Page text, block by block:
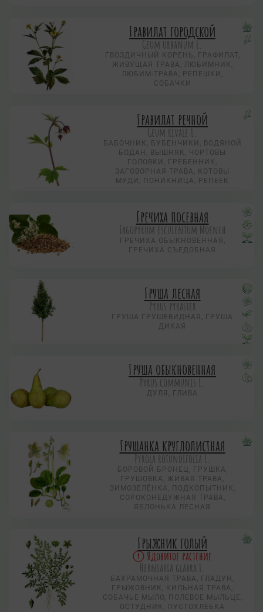
Гравилат городской
Geum urbanum L.
ГВОЗДИЧНЫЙ КОРЕНЬ, ГРАФИЛАТ,
ЖИВУЩАЯ ТРАВА, ЛЮБИМНИК,
ЛЮБИМ-ТРАВА, РЕПЕШКИ,
СОБАЧКИ
Гравилат речной
Geum rivale L.
БАБОЧНИК, БУБЕНЧИКИ, ВОДЯНОЙ
БОДАН, ВЫШНЯК, ЧОРТОВЫ
ГОЛОВКИ, ГРЕБЕННИК,
ЗАГОВОРНАЯ ТРАВА, КОТОВЫ
МУДИ, ПОНИКНИЦА, РЕПЕЕК
Гречиха посевная
Fagopyrum esculentum Moench
ГРЕЧИХА ОБЫКНОВЕННАЯ,
ГРЕЧИХА СЪЕДОБНАЯ
Груша лесная
Pyrus pyraster
ГРУША ГРУШЕВИДНАЯ, ГРУША
ДИКАЯ
Груша обыкновенная
Pyrus communis L.
ДУЛЯ, ГЛИВА
Грушанка круглолистная
Pyrola rotundifolia L.
БОРОВОЙ БРОНЕЦ, ГРУШКА,
ГРУШОВКА, ЖИВАЯ ТРАВА,
ЗИМОЗЕЛЁНКА, ПОДКОПЫТНИК,
СОРОКОНЕДУЖНАЯ ТРАВА,
ЯБЛОНЬКА ЛЕСНАЯ
Грыжник голый
Ядовитое растение
Herniaria glabra L.
БАХРАМОЧНАЯ ТРАВА, ГЛАДУН,
ГРЫЖОВНИК, КИЛЬНАЯ ТРАВА,
СОБАЧЬЕ МЫЛО, ПОЛЕВОЕ МЫЛЬЦЕ,
ОСТУДНИК, ПУСТОХЛЁБКА